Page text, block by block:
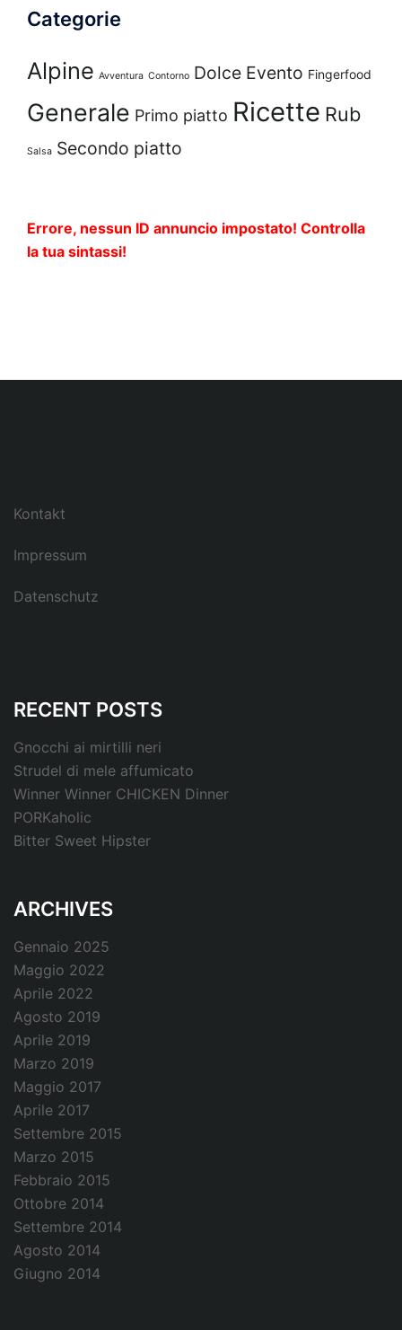
Categorie
Alpine Avventura Contorno Dolce Evento Fingerfood
Generale Primo piatto Ricette Rub
Salsa Secondo piatto
Errore, nessun ID annuncio impostato! Controlla
la tua sintassi!
Kontakt
Impressum
Datenschutz
RECENT POSTS
Gnocchi ai mirtilli neri
Strudel di mele affumicato
Winner Winner CHICKEN Dinner
PORKaholic
Bitter Sweet Hipster
ARCHIVES
Gennaio 2025
Maggio 2022
Aprile 2022
Agosto 2019
Aprile 2019
Marzo 2019
Maggio 2017
Aprile 2017
Settembre 2015
Marzo 2015
Febbraio 2015
Ottobre 2014
Settembre 2014
Agosto 2014
Giugno 2014